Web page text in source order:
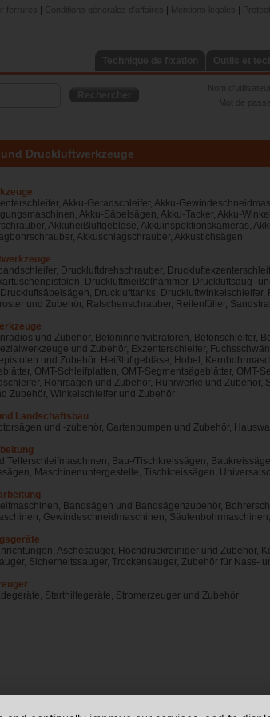
ferrures Conditions générales d'affaires Mentions légales
Nom
Mot de
Druckluftwerkzeuge
Akku-Geradschleifer, Akku-
Akku-Säbelsägen, Akku-Tacker, Akku-
Akkuheißluftgebläse, Akkuinspektionskameras,
Akkuschlagschrauber, Akkustichsägen
Druckluftdrehschrauber,
Druckluftmeißelhämmer, Druckluftsaug-
Drucklufttanks,
und Zubehör, Ratschenschrauber, Reifenfüller,
und Zubehör, Betoninnenvibratoren, Betonschleifer,
und Zubehör, Exzenterschleifer,
und Zubehör, Heißluftgebläse, Hobel,
OMT-Schleifplatten, OMT-Segmentsägeblätter, OMT-
Rohrsägen und Zubehör, Rührwerke und Zubehör,
Zubehör, Winkelschleifer und Zubehör
Landschaftsbau
und -zubehör, Gartenpumpen und Zubehör,
Tellerschleifmaschinen, Bau-/Tischkreissägen,
Maschinenuntergestelle, Tischkreissägen,
Bandsägen und Bandsägenzubehör,
Gewindeschneidmaschinen,
Aschesauger, Hochdruckreiniger und Zubehör,
Sicherheitssauger, Trockensauger, Zubehör für Nass-
Starthilfegeräte, Stromerzeuger und Zubehör